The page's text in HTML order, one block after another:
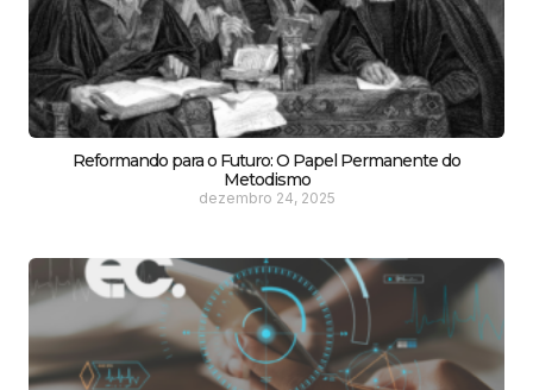
Reformando para o Futuro: O Papel Permanente do
Metodismo
dezembro 24, 2025